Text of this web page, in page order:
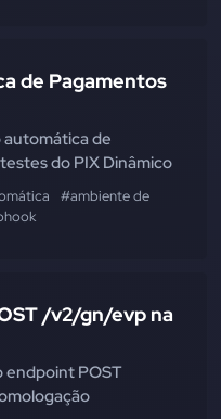
de Pagamentos
automática de
do PIX Dinâmico
#ambiente de
/v2/gn/evp na
endpoint POST